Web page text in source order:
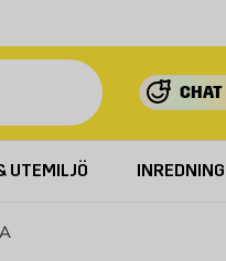
UTEMILJÖ INREDNING